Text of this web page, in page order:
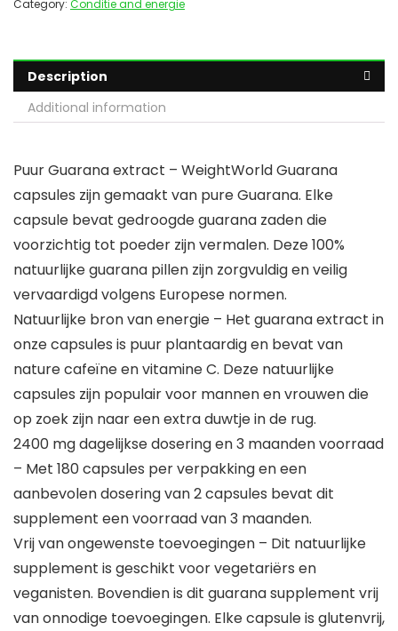
Category: Conditie and energie
Description
Additional information
Puur Guarana extract – WeightWorld Guarana
capsules zijn gemaakt van pure Guarana. Elke
capsule bevat gedroogde guarana zaden die
voorzichtig tot poeder zijn vermalen. Deze 100%
natuurlijke guarana pillen zijn zorgvuldig en veilig
vervaardigd volgens Europese normen.
Natuurlijke bron van energie – Het guarana extract in
onze capsules is puur plantaardig en bevat van
nature cafeïne en vitamine C. Deze natuurlijke
capsules zijn populair voor mannen en vrouwen die
op zoek zijn naar een extra duwtje in de rug.
2400 mg dagelijkse dosering en 3 maanden voorraad
– Met 180 capsules per verpakking en een
aanbevolen dosering van 2 capsules bevat dit
supplement een voorraad van 3 maanden.
Vrij van ongewenste toevoegingen – Dit natuurlijke
supplement is geschikt voor vegetariërs en
veganisten. Bovendien is dit guarana supplement vrij
van onnodige toevoegingen. Elke capsule is glutenvrij,